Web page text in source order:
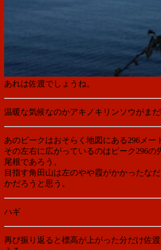
あれは佐渡でしょうね。
温暖な気候なのかアキノキリンソウがまだ
あのピークはおそらく地図にある296メー
その左右に広がっているのはピーク296の
尾根であろう。
目指す角田山は左のやや霞がかかったな
かだろうと思う。
ハギ
再び振り返ると標高が上がった分だけ佐